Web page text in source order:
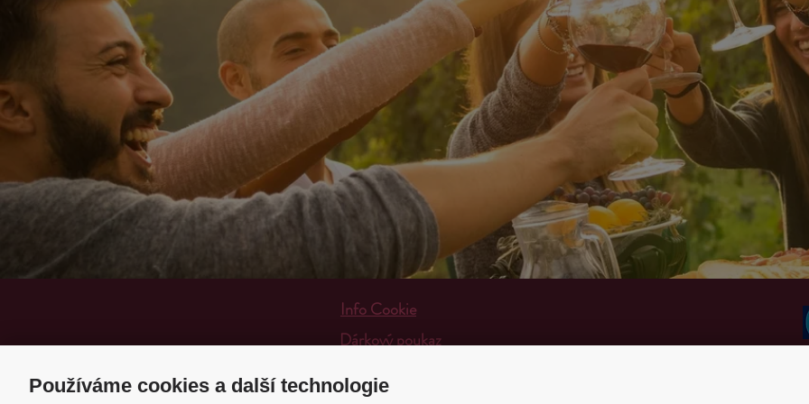
Používáme cookies a další technologie
Info Cookie
Obchodní podmínky
Dárkový poukaz